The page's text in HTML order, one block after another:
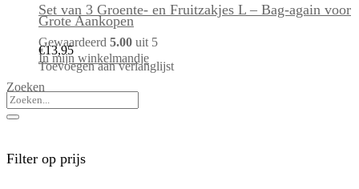
Set van 3 Groente- en Fruitzakjes L – Bag-again voor
Grote Aankopen
Gewaardeerd 5.00 uit 5
€13,95
In mijn winkelmandje
Toevoegen aan verlanglijst
Zoeken
Filter op prijs